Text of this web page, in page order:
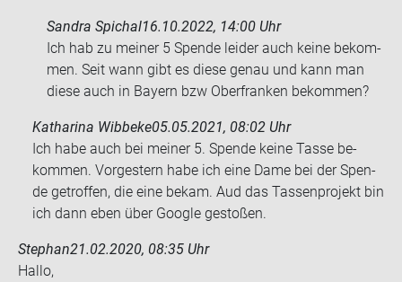
Sandra Spichal16.10.2022, 14:00 Uhr
Ich hab zu mei­ner 5 Spen­de lei­der auch keine be­kom­
men. Seit wann gibt es diese genau und kann man
diese auch in Bay­ern bzw Ober­fran­ken be­kom­men?
Katharina Wibbeke05.05.2021, 08:02 Uhr
Ich habe auch bei mei­ner 5. Spen­de keine Tasse be­
kom­men. Vor­ges­tern habe ich eine Dame bei der Spen­
de ge­trof­fen, die eine bekam. Aud das Tas­sen­pro­jekt bin
ich dann eben über Goog­le ge­sto­ßen.
Stephan21.02.2020, 08:35 Uhr
Hallo,